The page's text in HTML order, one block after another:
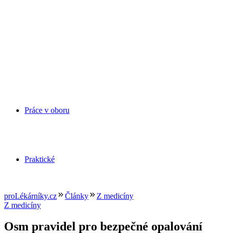
Práce v oboru
Praktické
proLékárníky.cz Články
Z medicíny
Z medicíny
Osm pravidel pro bezpečné opalování